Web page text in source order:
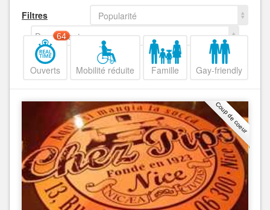
Filtres
Popularité
Decroissant
Ouverts
64
Mobilité réduite Famille Gay-friendly
Coup de coeur